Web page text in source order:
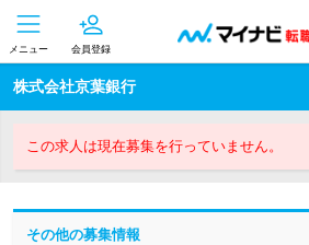
メニュー 会員登録
株式会社京葉銀行
この求人は現在募集を行っていません。
その他の募集情報